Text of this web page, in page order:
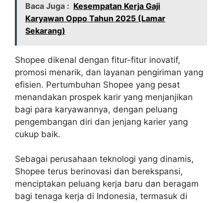
Baca Juga : Kesempatan Kerja Gaji
Karyawan Oppo Tahun 2025 (Lamar
Sekarang)
Shopee dikenal dengan fitur-fitur inovatif,
promosi menarik, dan layanan pengiriman yang
efisien. Pertumbuhan Shopee yang pesat
menandakan prospek karir yang menjanjikan
bagi para karyawannya, dengan peluang
pengembangan diri dan jenjang karier yang
cukup baik.
Sebagai perusahaan teknologi yang dinamis,
Shopee terus berinovasi dan berekspansi,
menciptakan peluang kerja baru dan beragam
bagi tenaga kerja di Indonesia, termasuk di